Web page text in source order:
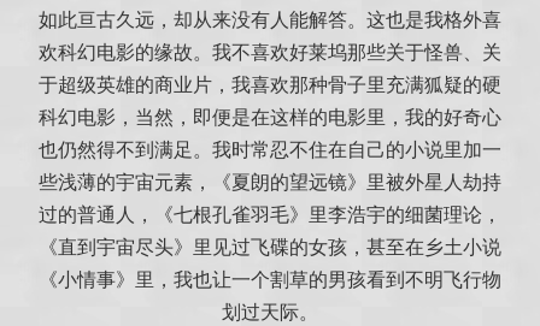
如此亘古久远，却从来没有人能解答。这也是我格外喜
欢科幻电影的缘故。我不喜欢好莱坞那些关于怪兽、关
于超级英雄的商业片，我喜欢那种骨子里充满狐疑的硬
科幻电影，当然，即便是在这样的电影里，我的好奇心
也仍然得不到满足。我时常忍不住在自己的小说里加一
些浅薄的宇宙元素，《夏朗的望远镜》里被外星人劫持
过的普通人，《七根孔雀羽毛》里李浩宇的细菌理论，
《直到宇宙尽头》里见过飞碟的女孩，甚至在乡土小说
《小情事》里，我也让一个割草的男孩看到不明飞行物
划过天际。